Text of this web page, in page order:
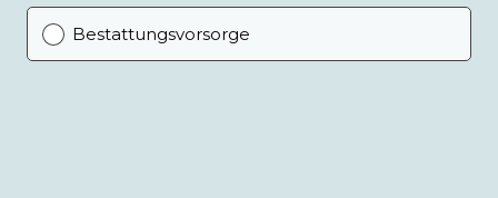
Bestattungsvorsorge